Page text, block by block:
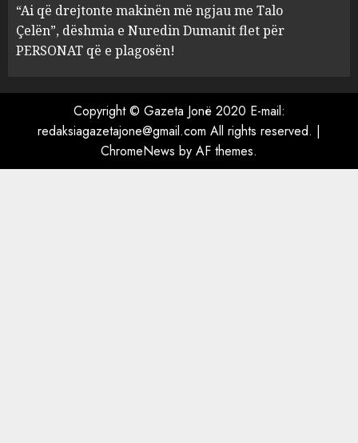
4
Berishën
MARCH 25, 2025
ngjau me Talo Çelën”,
dëshmia e Nuredin Dumanit
flet për PERSONAT që e
plagosën!
“Ai që drejtonte makinën më ngjau me Talo
Çelën”, dëshmia e Nuredin Dumanit flet për
PERSONAT që e plagosën!
Copyright © Gazeta Jonë 2020 E-mail:
redaksiagazetajone@gmail.com All rights reserved. |
ChromeNews by AF themes.